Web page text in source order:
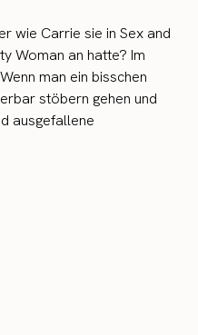
wie Carrie sie in Sex and
Woman an hatte? Im
man ein bisschen
stöbern gehen und
ausgefallene